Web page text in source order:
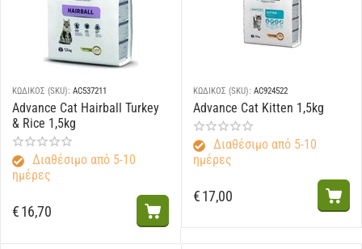
ΚΩΔΙΚΟΣ (SKU): AC537211
Advance Cat Hairball Turkey
& Rice 1,5kg
Διαθέσιμο από 5-10
ημέρες
€16,70
ΚΩΔΙΚΟΣ (SKU): AC924522
Advance Cat Kitten 1,5kg
Διαθέσιμο από 5-10
ημέρες
€17,00